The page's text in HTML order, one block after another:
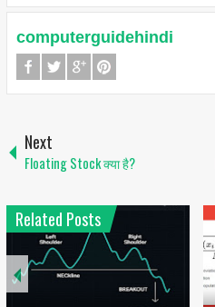
computerguidehindi
Next
Floating Stock क्या है?
Related Posts